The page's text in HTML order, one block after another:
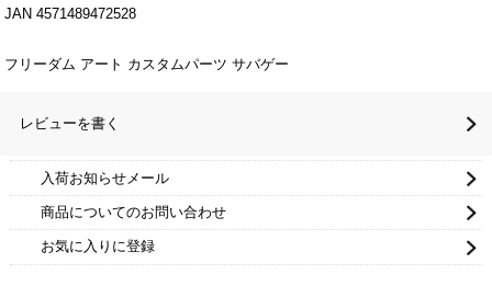
JAN 4571489472528
フリーダム アート カスタムパーツ サバゲー
レビューを書く
入荷お知らせメール
商品についてのお問い合わせ
お気に入りに登録